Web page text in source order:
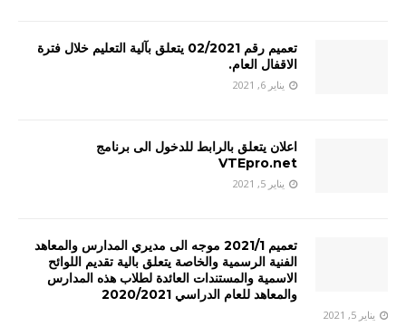
تعميم رقم 02/2021 يتعلق بآلية التعليم خلال فترة
الاقفال العام.
يناير 6, 2021
اعلان يتعلق بالرابط للدخول الى برنامج
VTEpro.net
يناير 5, 2021
تعميم 2021/1 موجه الى مديري المدارس والمعاهد
الفنية الرسمية والخاصة يتعلق بالية تقديم اللوائح
الاسمية والمستندات العائدة لطلاب هذه المدارس
والمعاهد للعام الدراسي 2020/2021
يناير 5, 2021